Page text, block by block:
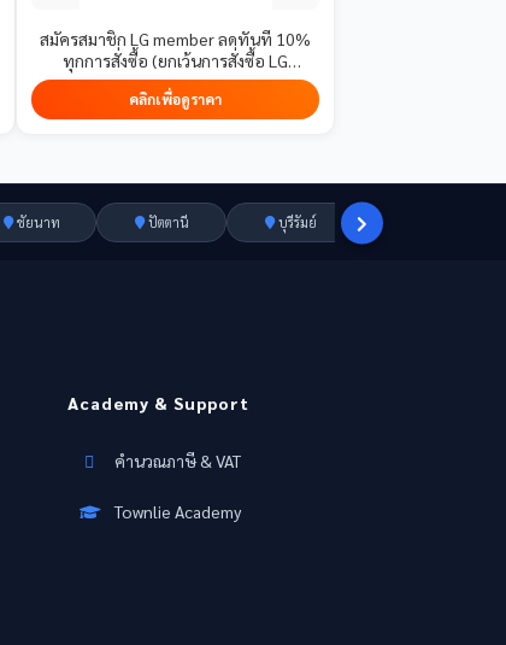
สมัครสมาชิก LG member ลดทันที 10%
ทุกการสั่งซื้อ (ยกเว้นการสั่งซื้อ LG
Subscribe) สมัครเลย!
คลิกเพื่อดูราคา
ชัยนาท ปัตตานี บุรีรัมย์
Academy & Support
คำนวณภาษี & VAT
Townlie Academy